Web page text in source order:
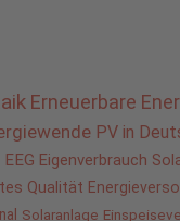
Erneuerbare
PV in
EEG Eigenverbrauch
Qualität
Solaranlage